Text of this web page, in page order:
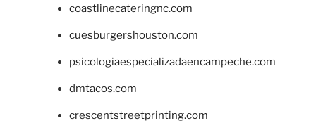
coastlinecateringnc.com
cuesburgershouston.com
psicologiaespecializadaencampeche.com
dmtacos.com
crescentstreetprinting.com